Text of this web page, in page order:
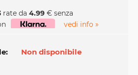
rate da 4.99€ senza
vedi info »
Non disponibile